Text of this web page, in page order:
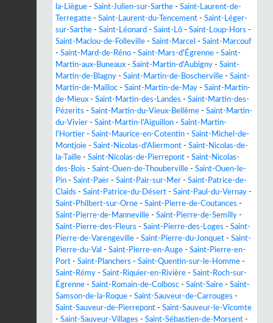
la-Liègue - Saint-Julien-sur-Sarthe - Saint-Laurent-de-
Terregatte - Saint-Laurent-du-Tencement - Saint-Léger-
sur-Sarthe - Saint-Léonard - Saint-Lô - Saint-Loup-Hors -
Saint-Maclou-de-Folleville - Saint-Marcel - Saint-Marcouf
- Saint-Mard-de-Réno - Saint-Mars-d'Égrenne - Saint-
Martin-aux-Buneaux - Saint-Martin-d'Aubigny - Saint-
Martin-de-Blagny - Saint-Martin-de-Boscherville - Saint-
Martin-de-Mailloc - Saint-Martin-de-May - Saint-Martin-
de-Mieux - Saint-Martin-des-Landes - Saint-Martin-des-
Pézerits - Saint-Martin-du-Vieux-Bellême - Saint-Martin-
du-Vivier - Saint-Martin-l'Aiguillon - Saint-Martin-
l'Hortier - Saint-Maurice-en-Cotentin - Saint-Michel-de-
Montjoie - Saint-Nicolas-d'Aliermont - Saint-Nicolas-de-
la-Taille - Saint-Nicolas-de-Pierrepont - Saint-Nicolas-
des-Bois - Saint-Ouen-de-Thouberville - Saint-Ouen-le-
Pin - Saint-Paër - Saint-Pair-sur-Mer - Saint-Patrice-de-
Claids - Saint-Patrice-du-Désert - Saint-Paul-du-Vernay -
Saint-Philbert-sur-Orne - Saint-Pierre-de-Coutances -
Saint-Pierre-de-Manneville - Saint-Pierre-de-Semilly -
Saint-Pierre-des-Fleurs - Saint-Pierre-des-Loges - Saint-
Pierre-de-Varengeville - Saint-Pierre-du-Jonquet - Saint-
Pierre-du-Val - Saint-Pierre-en-Auge - Saint-Pierre-en-
Port - Saint-Planchers - Saint-Quentin-sur-le-Homme -
Saint-Rémy - Saint-Riquier-en-Rivière - Saint-Roch-sur-
Égrenne - Saint-Romain-de-Colbosc - Saint-Saire - Saint-
Samson-de-la-Roque - Saint-Sauveur-de-Carrouges -
Saint-Sauveur-de-Pierrepont - Saint-Sauveur-le-Vicomte
- Saint-Sauveur-Villages - Saint-Sébastien-de-Morsent -